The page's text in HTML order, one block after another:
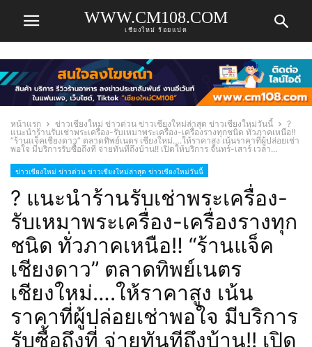
WWW.CM108.COM
เชียงใหม่ ร้อยแปด
หน้าแรก ข่าวเชียงใหม่ ข่าวด่วน ข่าวเชียงใหม่ล่าสุด ข่าวเชียงใหม่วันนี้
?
แนะนำร้านรับเช่าพระเครื่อง-รับเหมาพระเครื่อง-เครื่องรางทุกชนิด ทั่วภาคเหนือ‼️
“ร้านแจ็คเชียงดาว” ตลาดทิพย์เนตร เชียงใหม่….ให้ราคาสูง เน้นราคาที่ผู้ปล่อยเช่า
พอใจ มีบริการรับซื้อถึงที่ จ่ายทันทีถึงบ้าน!! เปิดให้บริการ จันทร์-เสาร์ เวลา...
ข่าวเชียงใหม่ ข่าวด่วน ข่าวเชียงใหม่ล่าสุด ข่าวเชียงใหม่วันนี้
? แนะนำร้านรับเช่าพระเครื่อง-
รับเหมาพระเครื่อง-เครื่องรางทุก
ชนิด ทั่วภาคเหนือ‼️ “ร้านแจ็ค
เชียงดาว” ตลาดทิพย์เนตร
เชียงใหม่….ให้ราคาสูง เน้น
ราคาที่ผู้ปล่อยเช่าพอใจ มีบริการ
รับซื้อถึงที่ จ่ายทันทีถึงบ้าน!! เปิด